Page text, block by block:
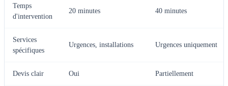
Temps
d'intervention
20 minutes 40 minutes
Services
spécifiques
Urgences, installations Urgences uniquement
Devis clair Oui Partiellement